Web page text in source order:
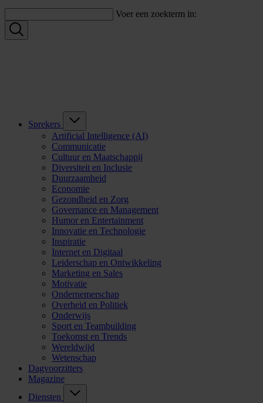
Voer een zoekterm in:
Sprekers
Artificial Intelligence (AI)
Communicatie
Cultuur en Maatschappij
Diversiteit en Inclusie
Duurzaamheid
Economie
Gezondheid en Zorg
Governance en Management
Humor en Entertainment
Innovatie en Technologie
Inspiratie
Internet en Digitaal
Leiderschap en Ontwikkeling
Marketing en Sales
Motivatie
Ondernemerschap
Overheid en Politiek
Onderwijs
Sport en Teambuilding
Toekomst en Trends
Wereldwijd
Wetenschap
Dagvoorzitters
Magazine
Diensten